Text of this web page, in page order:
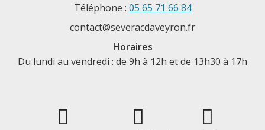
Téléphone : 05 65 71 66 84
contact@severacdaveyron.fr
Horaires
Du lundi au vendredi : de 9h à 12h et de 13h30 à 17h